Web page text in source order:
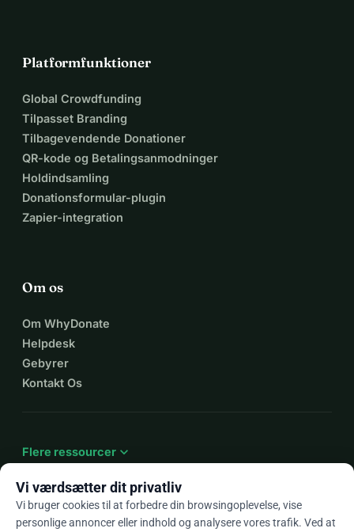
Platformfunktioner
Global Crowdfunding
Tilpasset Branding
Tilbagevendende Donationer
QR-kode og Betalingsanmodninger
Holdindsamling
Donationsformular-plugin
Zapier-integration
Om os
Om WhyDonate
Helpdesk
Gebyrer
Kontakt Os
Flere ressourcer expand_more
Vi værdsætter dit privatliv
Vi bruger cookies til at forbedre din browsingoplevelse, vise
personlige annoncer eller indhold og analysere vores trafik. Ved at